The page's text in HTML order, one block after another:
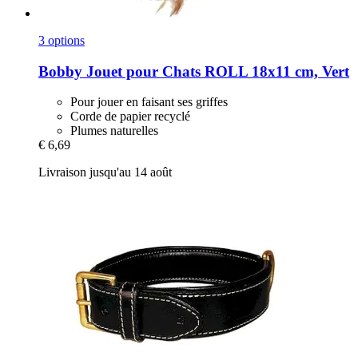
3 options
Bobby Jouet pour Chats ROLL 18x11 cm, Vert
Pour jouer en faisant ses griffes
Corde de papier recyclé
Plumes naturelles
€ 6,69
Livraison jusqu'au 14 août